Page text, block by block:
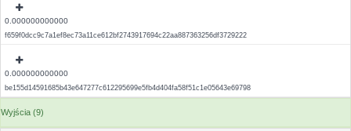
0.000000000000
f659f0dcc9c7a1ef8ec73a11ce612bf2743917694c22aa887363256df3729222
0.000000000000
be155d14591685b43e647277c612295699e5fb4d404fa58f51c1e05643e69798
Wyjścia (9)